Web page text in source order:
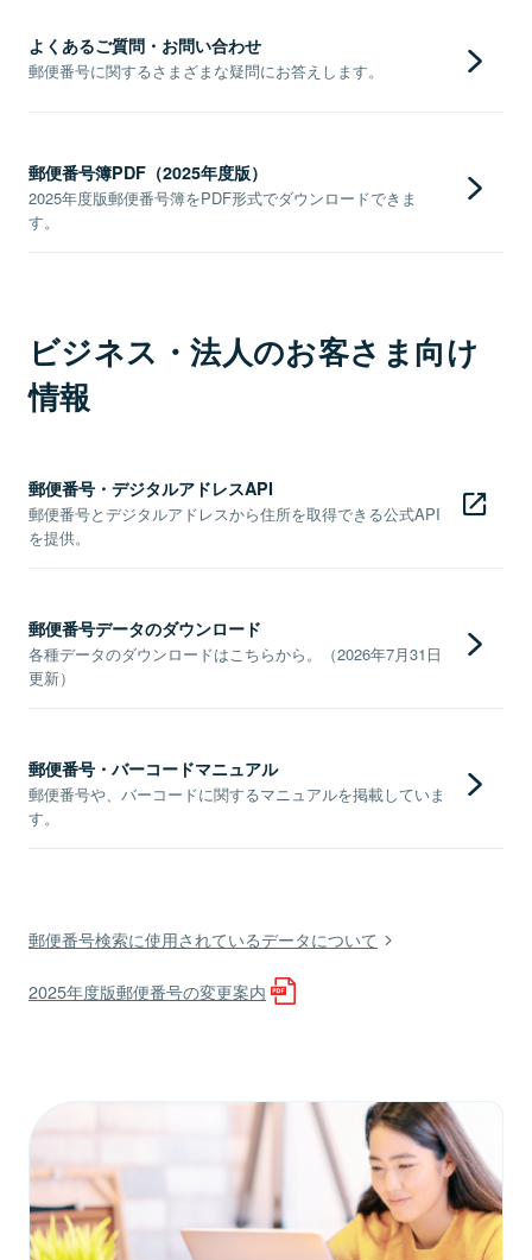
よくあるご質問・お問い合わせ
郵便番号に関するさまざまな疑問にお答えします。
郵便番号簿PDF（2025年度版）
2025年度版郵便番号簿をPDF形式でダウンロードできま
す。
ビジネス・法人のお客さま向け
情報
郵便番号・デジタルアドレスAPI
郵便番号とデジタルアドレスから住所を取得できる公式API
を提供。
郵便番号データのダウンロード
各種データのダウンロードはこちらから。（2026年7月31日
更新）
郵便番号・バーコードマニュアル
郵便番号や、バーコードに関するマニュアルを掲載していま
す。
郵便番号検索に使用されているデータについて
2025年度版郵便番号の変更案内